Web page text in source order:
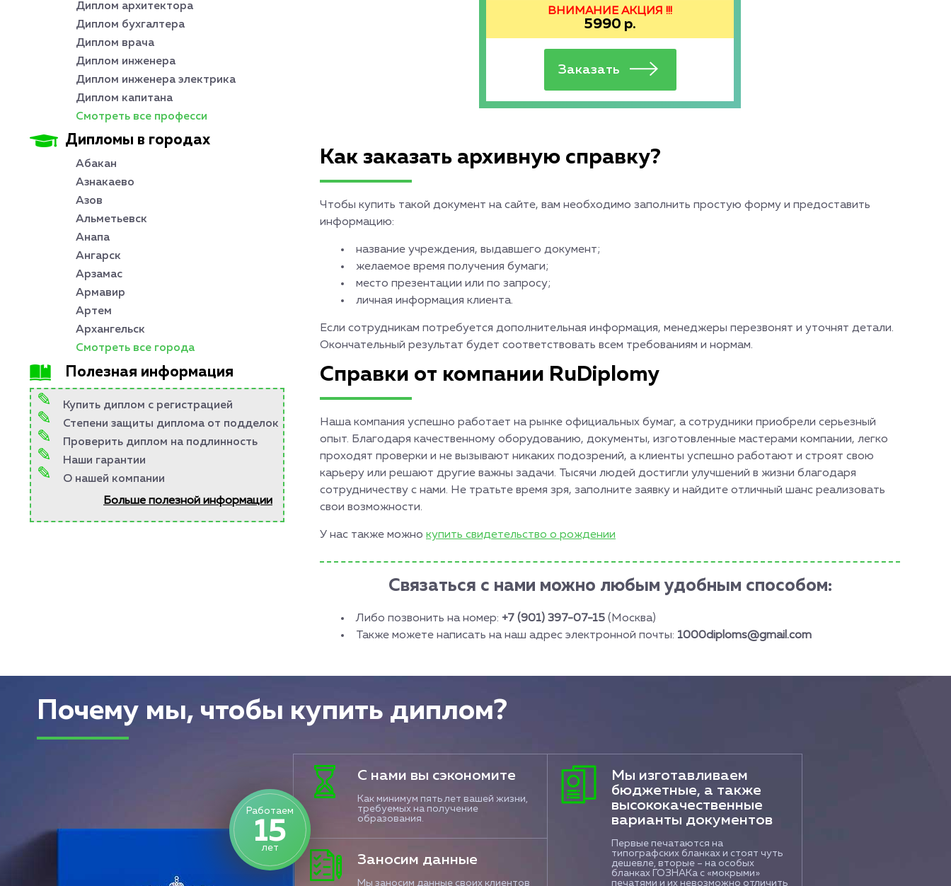
ВНИМАНИЕ АКЦИЯ !!!
5990 р.
Как заказать архивную справку?
Чтобы купить такой документ на сайте, вам необходимо заполнить простую форму и предоставить
информацию:
название учреждения, выдавшего документ;
желаемое время получения бумаги;
место презентации или по запросу;
личная информация клиента.
Если сотрудникам потребуется дополнительная информация, менеджеры перезвонят и уточнят детали.
Окончательный результат будет соответствовать всем требованиям и нормам.
Справки от компании RuDiplomy
Наша компания успешно работает на рынке официальных бумаг, а сотрудники приобрели серьезный
опыт. Благодаря качественному оборудованию, документы, изготовленные мастерами компании, легко
проходят проверки и не вызывают никаких подозрений, а клиенты успешно работают и строят свою
карьеру или решают другие важны задачи. Тысячи людей достигли улучшений в жизни благодаря
сотрудничеству с нами. Не тратьте время зря, заполните заявку и найдите отличный шанс реализовать
свои возможности.
У нас также можно купить свидетельство о рождении
Связаться с нами можно любым удобным способом:
Либо позвонить на номер: +7 (901) 397-07-15 (Москва)
Также можете написать на наш адрес электронной почты: 1000diploms@gmail.com
Диплом архитектора
Диплом бухгалтера
Диплом врача
Диплом инженера
Диплом инженера электрика
Диплом капитана
Смотреть все професси
Дипломы в городах
Абакан
Азнакаево
Азов
Альметьевск
Анапа
Ангарск
Арзамас
Армавир
Артем
Архангельск
Смотреть все города
Полезная информация
Купить диплом с регистрацией
Степени защиты диплома от подделок
Проверить диплом на подлинность
Наши гарантии
О нашей компании
Больше полезной информации
Почему мы, чтобы купить диплом?
Работаем
15
лет
С нами вы сэкономите
Как минимум пять лет вашей жизни,
требуемых на получение
образования.
Заносим данные
Мы заносим данные своих клиентов
Мы изготавливаем
бюджетные, а также
высококачественные
варианты документов
Первые печатаются на
типографских бланках и стоят чуть
дешевле, вторые – на особых
бланках ГОЗНАКа с «мокрыми»
печатями и их невозможно отличить